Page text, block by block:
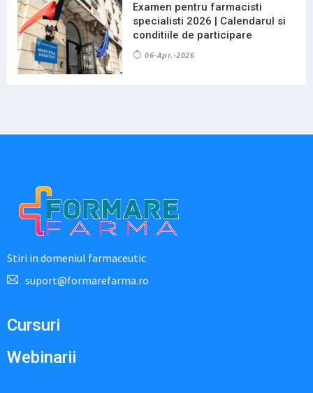
Examen pentru farmacisti
specialisti 2026 | Calendarul si
conditiile de participare
06-Apr.-2026
Stiri in domeniul farmaceutic
suport@formarefarma.ro
Cursuri
Webinarii